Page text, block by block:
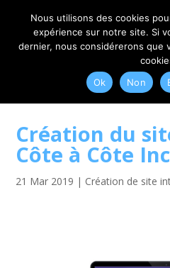
06 79 42 10 00
Création du
Côte à Côte
21 Mar 2019 | Création de site
Nous utilisons des cookies
expérience sur notre site. Si
dernier, nous considérerons que
Ok
Non